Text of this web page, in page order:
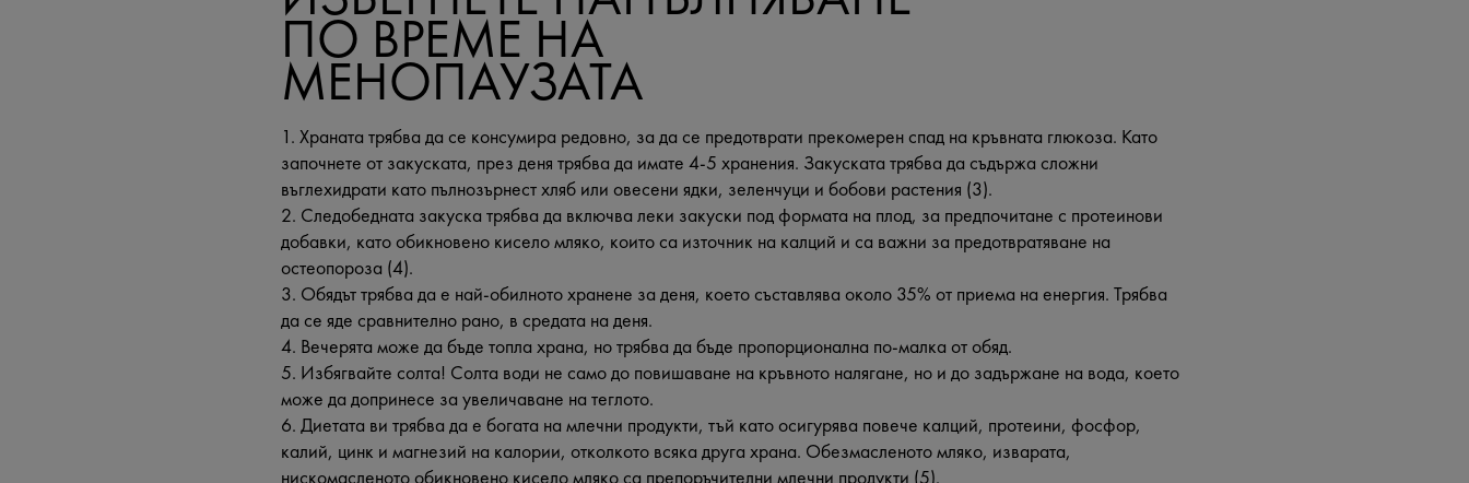
ПО ВРЕМЕ НА
МЕНОПАУЗАТА
1. Храната трябва да се консумира редовно, за да се предотврати прекомерен спад на кръвната глюкоза. Като
започнете от закуската, през деня трябва да имате 4-5 хранения. Закуската трябва да съдържа сложни
въглехидрати като пълнозърнест хляб или овесени ядки, зеленчуци и бобови растения (3).
2. Следобедната закуска трябва да включва леки закуски под формата на плод, за предпочитане с протеинови
добавки, като обикновено кисело мляко, които са източник на калций и са важни за предотвратяване на
остеопороза (4).
3. Обядът трябва да е най-обилното хранене за деня, което съставлява около 35% от приема на енергия. Трябва
да се яде сравнително рано, в средата на деня.
4. Вечерята може да бъде топла храна, но трябва да бъде пропорционална по-малка от обяд.
5. Избягвайте солта! Солта води не само до повишаване на кръвното налягане, но и до задържане на вода, което
може да допринесе за увеличаване на теглото.
6. Диетата ви трябва да е богата на млечни продукти, тъй като осигурява повече калций, протеини, фосфор,
калий, цинк и магнезий на калории, отколкото всяка друга храна. Обезмасленото мляко, изварата,
нискомасленото обикновено кисело мляко са препоръчителни млечни продукти (5).